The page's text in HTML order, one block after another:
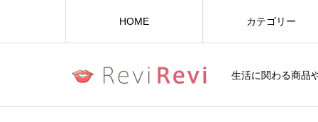
生活に関わる商品
HOME カテゴリー